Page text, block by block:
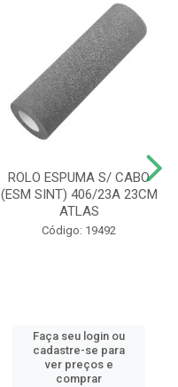
ROLO ESPUMA S/ CABO
(ESM SINT) 406/23A 23CM
ATLAS
Código: 19492
Faça seu login ou
cadastre-se para
ver preços e
comprar